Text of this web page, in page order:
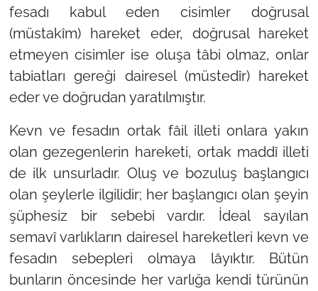
fesadı kabul eden cisimler doğrusal
(müstakîm) hareket eder, doğrusal hareket
etmeyen cisimler ise oluşa tâbi olmaz, onlar
tabiatları gereği dairesel (müstedîr) hareket
eder ve doğrudan yaratılmıştır.
Kevn ve fesadın ortak fâil illeti onlara yakın
olan gezegenlerin hareketi, ortak maddî illeti
de ilk unsurladır. Oluş ve bozuluş başlangıcı
olan şeylerle ilgilidir; her başlangıcı olan şeyin
şüphesiz bir sebebi vardır. İdeal sayılan
semavî varlıkların dairesel hareketleri kevn ve
fesadın sebepleri olmaya lâyıktır. Bütün
bunların öncesinde her varlığa kendi türünün